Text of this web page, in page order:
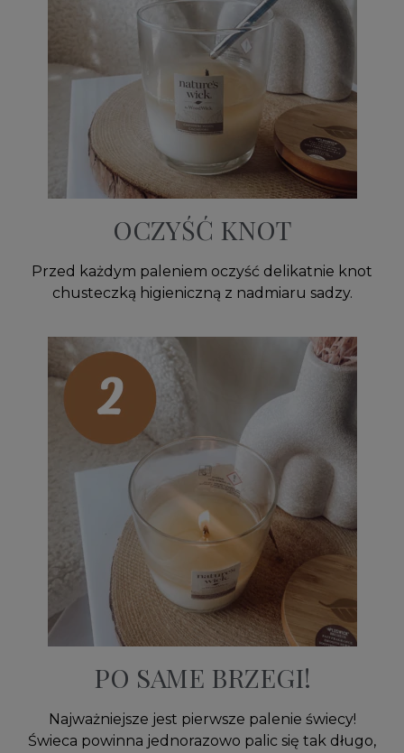
OCZYŚĆ KNOT
Przed każdym paleniem oczyść delikatnie knot
chusteczką higieniczną z nadmiaru sadzy.
PO SAME BRZEGI!
Najważniejsze jest pierwsze palenie świecy!
Świeca powinna jednorazowo palic się tak długo,